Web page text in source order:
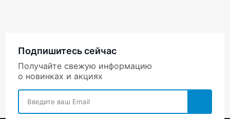
Подпишитесь сейчас
Получайте свежую информацию
о новинках и акциях